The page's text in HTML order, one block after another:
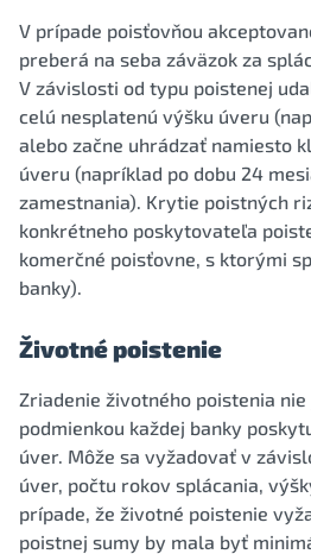
V prípade poisťovňou
preberá na seba záväzok za
V závislosti od typu poistenej
celú nesplatenú výšku úveru
alebo začne uhrádzať namiesto
úveru (napríklad po dobu 24
zamestnania). Krytie poistných
konkrétneho poskytovateľa
komerčné poisťovne, s ktorými
banky).
Životné poistenie
Zriadenie životného poistenia
podmienkou každej banky
úver. Môže sa vyžadovať v
úver, počtu rokov splácania,
prípade, že životné poistenie
poistnej sumy by mala byť